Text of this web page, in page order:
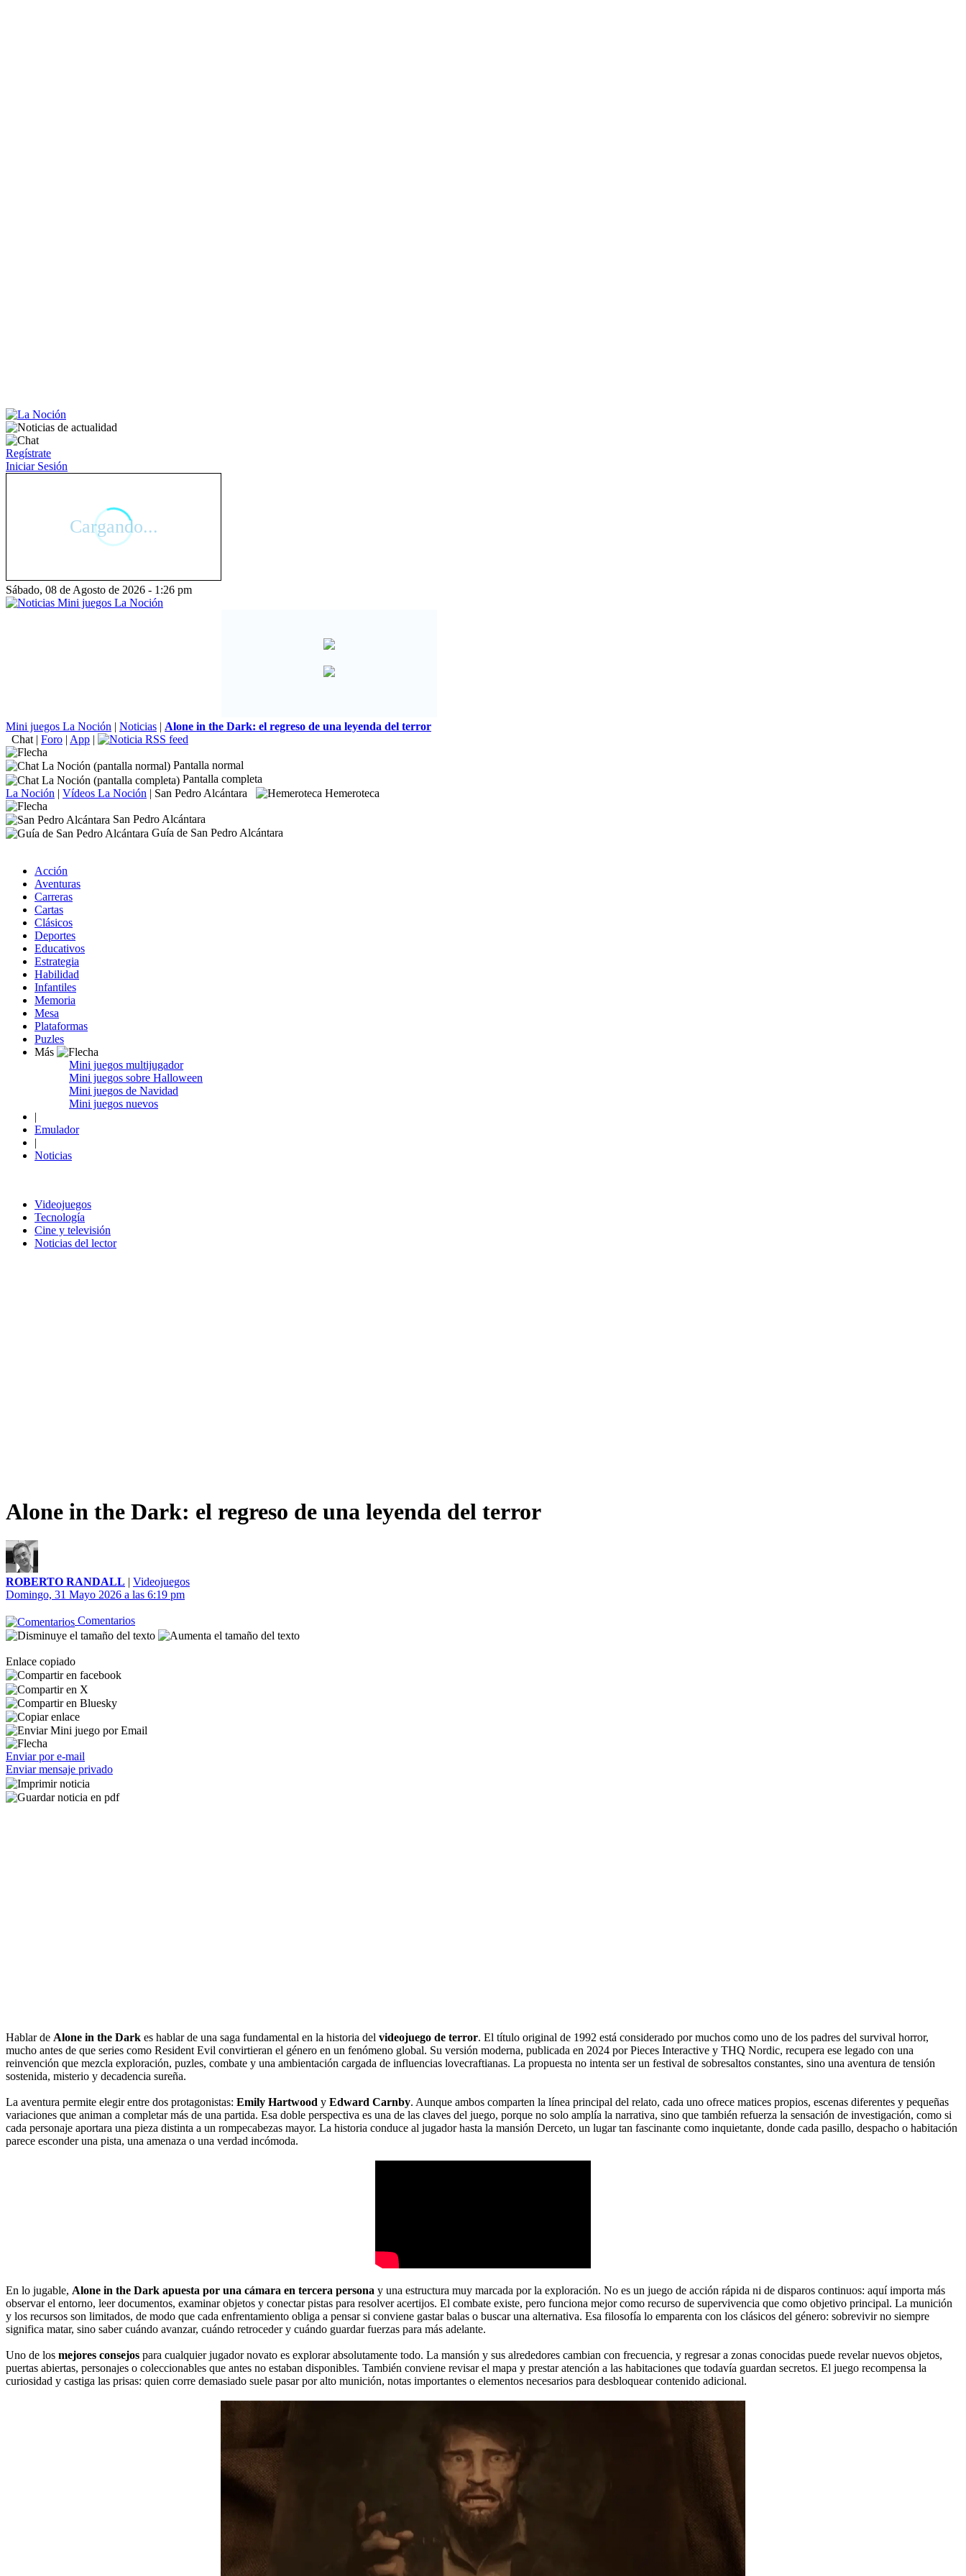
Regístrate
Iniciar Sesión
Sábado, 08 de Agosto de 2026 - 1:26 pm
Mini juegos La Noción | Noticias | Alone in the Dark: el regreso de una leyenda del terror
Chat | Foro | App |
Pantalla normal
Pantalla completa
La Noción | Vídeos La Noción | San Pedro Alcántara Hemeroteca
San Pedro Alcántara
Guía de San Pedro Alcántara
Acción
Aventuras
Carreras
Cartas
Clásicos
Deportes
Educativos
Estrategia
Habilidad
Infantiles
Memoria
Mesa
Plataformas
Puzles
Más
Mini juegos multijugador
Mini juegos sobre Halloween
Mini juegos de Navidad
Mini juegos nuevos
|
Emulador
|
Noticias
Videojuegos
Tecnología
Cine y televisión
Noticias del lector
Alone in the Dark: el regreso de una leyenda del terror
ROBERTO RANDALL | Videojuegos
Domingo, 31 Mayo 2026 a las 6:19 pm
Comentarios
Enlace copiado
Enviar por e-mail
Enviar mensaje privado
Hablar de Alone in the Dark es hablar de una saga fundamental en la historia del videojuego de terror. El título original de 1992 está considerado por muchos como uno de los padres del survival horror,
mucho antes de que series como Resident Evil convirtieran el género en un fenómeno global. Su versión moderna, publicada en 2024 por Pieces Interactive y THQ Nordic, recupera ese legado con una
reinvención que mezcla exploración, puzles, combate y una ambientación cargada de influencias lovecraftianas. La propuesta no intenta ser un festival de sobresaltos constantes, sino una aventura de tensión
sostenida, misterio y decadencia sureña.
La aventura permite elegir entre dos protagonistas: Emily Hartwood y Edward Carnby. Aunque ambos comparten la línea principal del relato, cada uno ofrece matices propios, escenas diferentes y pequeñas
variaciones que animan a completar más de una partida. Esa doble perspectiva es una de las claves del juego, porque no solo amplía la narrativa, sino que también refuerza la sensación de investigación, como si
cada personaje aportara una pieza distinta a un rompecabezas mayor. La historia conduce al jugador hasta la mansión Derceto, un lugar tan fascinante como inquietante, donde cada pasillo, despacho o habitación
parece esconder una pista, una amenaza o una verdad incómoda.
En lo jugable, Alone in the Dark apuesta por una cámara en tercera persona y una estructura muy marcada por la exploración. No es un juego de acción rápida ni de disparos continuos: aquí importa más
observar el entorno, leer documentos, examinar objetos y conectar pistas para resolver acertijos. El combate existe, pero funciona mejor como recurso de supervivencia que como objetivo principal. La munición
y los recursos son limitados, de modo que cada enfrentamiento obliga a pensar si conviene gastar balas o buscar una alternativa. Esa filosofía lo emparenta con los clásicos del género: sobrevivir no siempre
significa matar, sino saber cuándo avanzar, cuándo retroceder y cuándo guardar fuerzas para más adelante.
Uno de los mejores consejos para cualquier jugador novato es explorar absolutamente todo. La mansión y sus alrededores cambian con frecuencia, y regresar a zonas conocidas puede revelar nuevos objetos,
puertas abiertas, personajes o coleccionables que antes no estaban disponibles. También conviene revisar el mapa y prestar atención a las habitaciones que todavía guardan secretos. El juego recompensa la
curiosidad y castiga las prisas: quien corre demasiado suele pasar por alto munición, notas importantes o elementos necesarios para desbloquear contenido adicional.